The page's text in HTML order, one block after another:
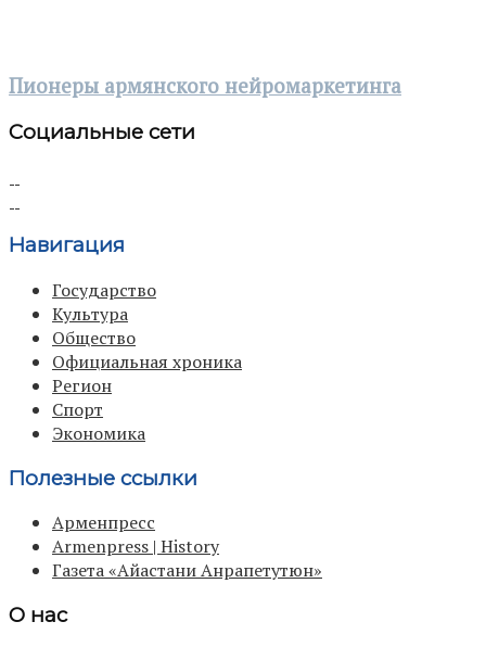
Пионеры армянского нейромаркетинга
Социальные сети
Навигация
Государство
Культура
Общество
Официальная хроника
Регион
Спорт
Экономика
Полезные ссылки
Арменпресс
Armenpress | History
Газета «Айастани Анрапетутюн»
О нас